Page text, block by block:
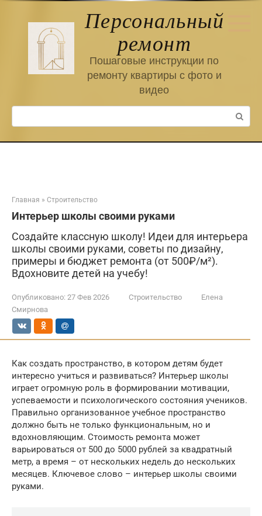
Персональный
ремонт
Пошаговые инструкции по
ремонту квартиры с фото и
видео
Поиск:
Главная » Строительство
Интерьер школы своими руками
Создайте классную школу! Идеи для интерьера
школы своими руками, советы по дизайну,
примеры и бюджет ремонта (от 500₽/м²).
Вдохновите детей на учебу!
Опубликовано: 27 Фев 2026 Строительство
Елена
Смирнова
Как создать пространство, в котором детям будет
интересно учиться и развиваться? Интерьер школы
играет огромную роль в формировании мотивации,
успеваемости и психологического состояния учеников.
Правильно организованное учебное пространство
должно быть не только функциональным, но и
вдохновляющим. Стоимость ремонта может
варьироваться от 500 до 5000 рублей за квадратный
метр, а время – от нескольких недель до нескольких
месяцев. Ключевое слово – интерьер школы своими
руками.